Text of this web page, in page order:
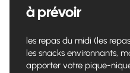
à prévoir
les repas du midi (les
les snacks environnants,
apporter votre pique-